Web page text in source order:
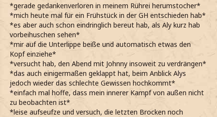
*gerade gedankenverloren in meinem Rührei herumstocher*
*mich heute mal für ein Frühstück in der GH entschieden hab*
*es aber auch schon eindringlich bereut hab, als Aly kurz hab
vorbeihuschen sehen*
*mir auf die Unterlippe beiße und automatisch etwas den
Kopf einziehe*
*versucht hab, den Abend mit Johnny insoweit zu verdrängen*
*das auch einigermaßen geklappt hat, beim Anblick Alys
jedoch wieder das schlechte Gewissen hochkommt*
*einfach mal hoffe, dass mein innerer Kampf von außen nicht
zu beobachten ist*
*leise aufseufze und versuch, die letzten Brocken noch